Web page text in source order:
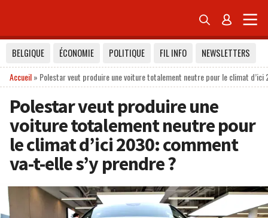
 
BELGIQUE ÉCONOMIE POLITIQUE FIL INFO
NEWSLETTERS
Accueil» Polestar veut produire une voiture totalement neutre pour le climat
Polestar veut produire une
voiture totalement neutre pour
le climat d’ici 2030: comment
va-t-elle s’y prendre ?